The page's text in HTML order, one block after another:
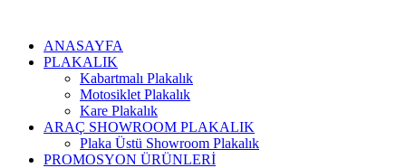
ANASAYFA
PLAKALIK
Kabartmalı Plakalık
Motosiklet Plakalık
Kare Plakalık
ARAÇ SHOWROOM PLAKALIK
Plaka Üstü Showroom Plakalık
PROMOSYON ÜRÜNLERİ